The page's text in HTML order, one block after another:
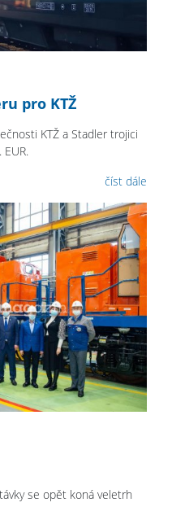
pro KTŽ
KTŽ a Stadler trojici
číst dále
se opět koná veletrh